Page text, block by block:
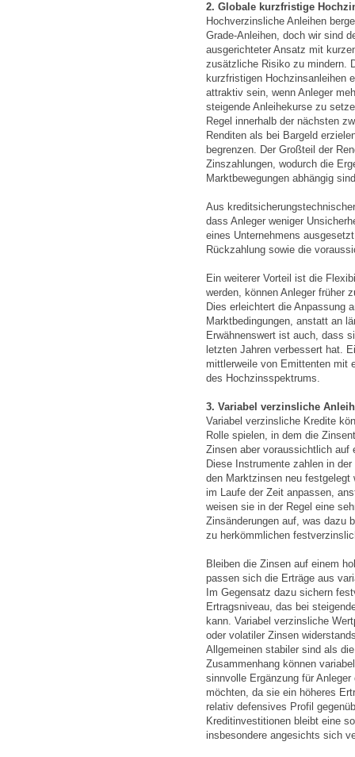
2. Globale kurzfristige
Hochverzinsliche Anleihen
Grade-Anleihen, doch wir sind
ausgerichteter Ansatz mit
zusätzliche Risiko zu mindern.
kurzfristigen Hochzinsanleihen
attraktiv sein, wenn Anleger
steigende Anleihekurse zu
Regel innerhalb der nächsten
Renditen als bei Bargeld
begrenzen. Der Großteil der
Zinszahlungen, wodurch die
Marktbewegungen abhängig
Aus
dass Anleger weniger
eines Unternehmens
Rückzahlung sowie die
Ein weiterer Vorteil ist die
werden, können Anleger früher
Dies erleichtert die Anpassung
Marktbedingungen, anstatt an
Erwähnenswert ist auch, dass
letzten Jahren verbessert hat.
mittlerweile von Emittenten mit
des Hochzinsspektrums.
3. Variabel verzinsliche
Variabel verzinsliche Kredite
Rolle spielen, in dem die
Zinsen aber voraussichtlich auf
Diese Instrumente zahlen in
den Marktzinsen neu
im Laufe der Zeit anpassen,
weisen sie in der Regel eine
Zinsänderungen auf, was dazu
zu herkömmlichen
Bleiben die Zinsen auf einem
passen sich die Erträge aus
Im Gegensatz dazu sichern
Ertragsniveau, das bei
kann. Variabel verzinsliche
oder volatiler Zinsen
Allgemeinen stabiler sind als
Zusammenhang können
sinnvolle Ergänzung für
möchten, da sie ein höheres
relativ defensives Profil
Kreditinvestitionen bleibt eine
insbesondere angesichts sich